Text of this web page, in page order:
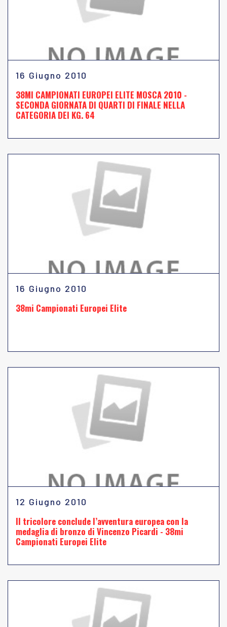
16 Giugno 2010
38MI CAMPIONATI EUROPEI ELITE MOSCA 2010 -
SECONDA GIORNATA DI QUARTI DI FINALE NELLA
CATEGORIA DEI KG. 64
16 Giugno 2010
38mi Campionati Europei Elite
12 Giugno 2010
Il tricolore conclude l’avventura europea con la
medaglia di bronzo di Vincenzo Picardi - 38mi
Campionati Europei Elite